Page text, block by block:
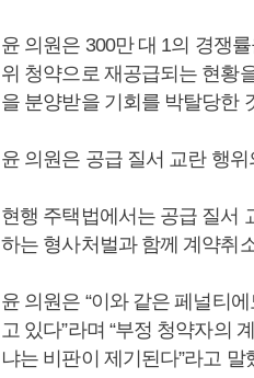
윤 의원은 300만 대 1의 경쟁
위 청약으로 재공급되는 현황
을 분양받을 기회를 박탈당한
윤 의원은 공급 질서 교란 행
현행 주택법에서는 공급 질서
하는 형사처벌과 함께 계약취
윤 의원은 “이와 같은 페널티
고 있다”라며 “부정 청약자의
냐는 비판이 제기된다”라고 말